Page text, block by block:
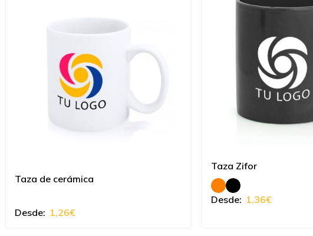
Taza de cerámica
Desde: 1,26€
Taza Zifor
Desde: 1,36€